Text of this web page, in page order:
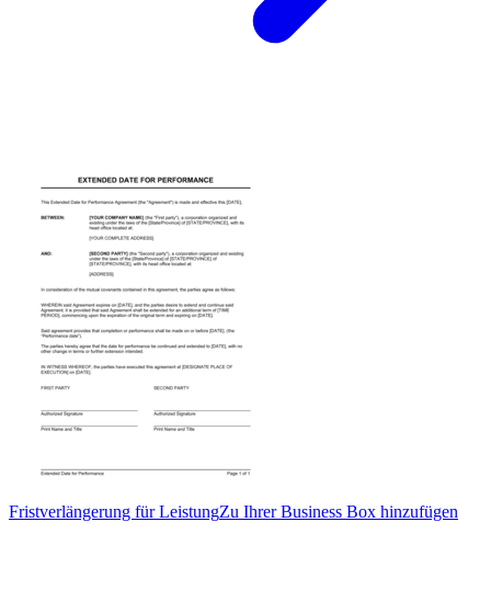
Fristverlängerung für LeistungZu Ihrer Business Box hinzufügen